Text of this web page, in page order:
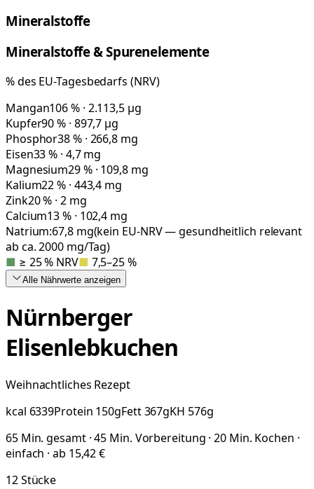
Mineralstoffe
Mineralstoffe & Spurenelemente
% des EU-Tagesbedarfs (NRV)
Mangan106 % · 2.113,5 µg
Kupfer90 % · 897,7 µg
Phosphor38 % · 266,8 mg
Eisen33 % · 4,7 mg
Magnesium29 % · 109,8 mg
Kalium22 % · 443,4 mg
Zink20 % · 2 mg
Calcium13 % · 102,4 mg
Natrium:67,8mg(kein EU-NRV — gesundheitlich relevant
ab ca. 2000 mg/Tag)
■ ≥ 25 % NRV■ 7,5–25 %
Alle Nährwerte anzeigen
Nürnberger
Elisenlebkuchen
Weihnachtliches Rezept
kcal 6339Protein 150gFett367gKH 576g
65 Min. gesamt · 45 Min. Vorbereitung · 20 Min. Kochen ·
einfach · ab 15,42 €
12Stücke